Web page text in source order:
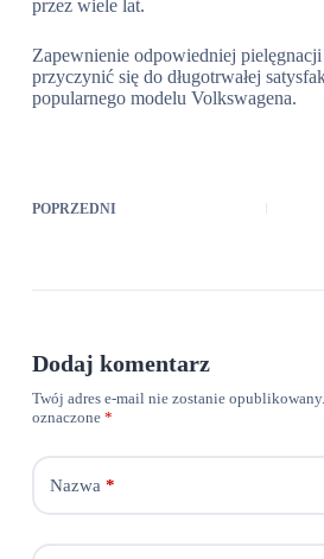
przez wiele lat.
Zapewnienie odpowiedniej
przyczynić się do długotrwałej
popularnego modelu Volkswagena.
POPRZEDNI
Dodaj komentarz
Twój adres e-mail nie zostanie opublikowany.
oznaczone *
Nazwa *